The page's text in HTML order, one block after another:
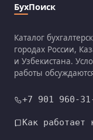
БухПоиск
Каталог
городах России,
и Узбекистана.
работы
+7 901 960-
Как работает